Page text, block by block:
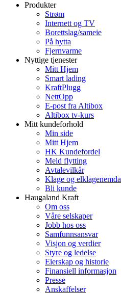
Produkter
Strøm
Internett og TV
Borettslag/sameie
På hytta
Fjernvarme
Nyttige tjenester
Mitt Hjem
Smart lading
KraftPlugg
NettOpp
E-post fra Altibox
Altibox tv-kurs
Mitt kundeforhold
Min side
Mitt Hjem
HK Kundefordel
Meld flytting
Avtalevilkår
Klage og elklagenemda
Bli kunde
Haugaland Kraft
Om oss
Våre selskaper
Jobb hos oss
Samfunnsansvar
Visjon og verdier
Styre og ledelse
Eierskap og historie
Finansiell informasjon
Presse
Anskaffelser